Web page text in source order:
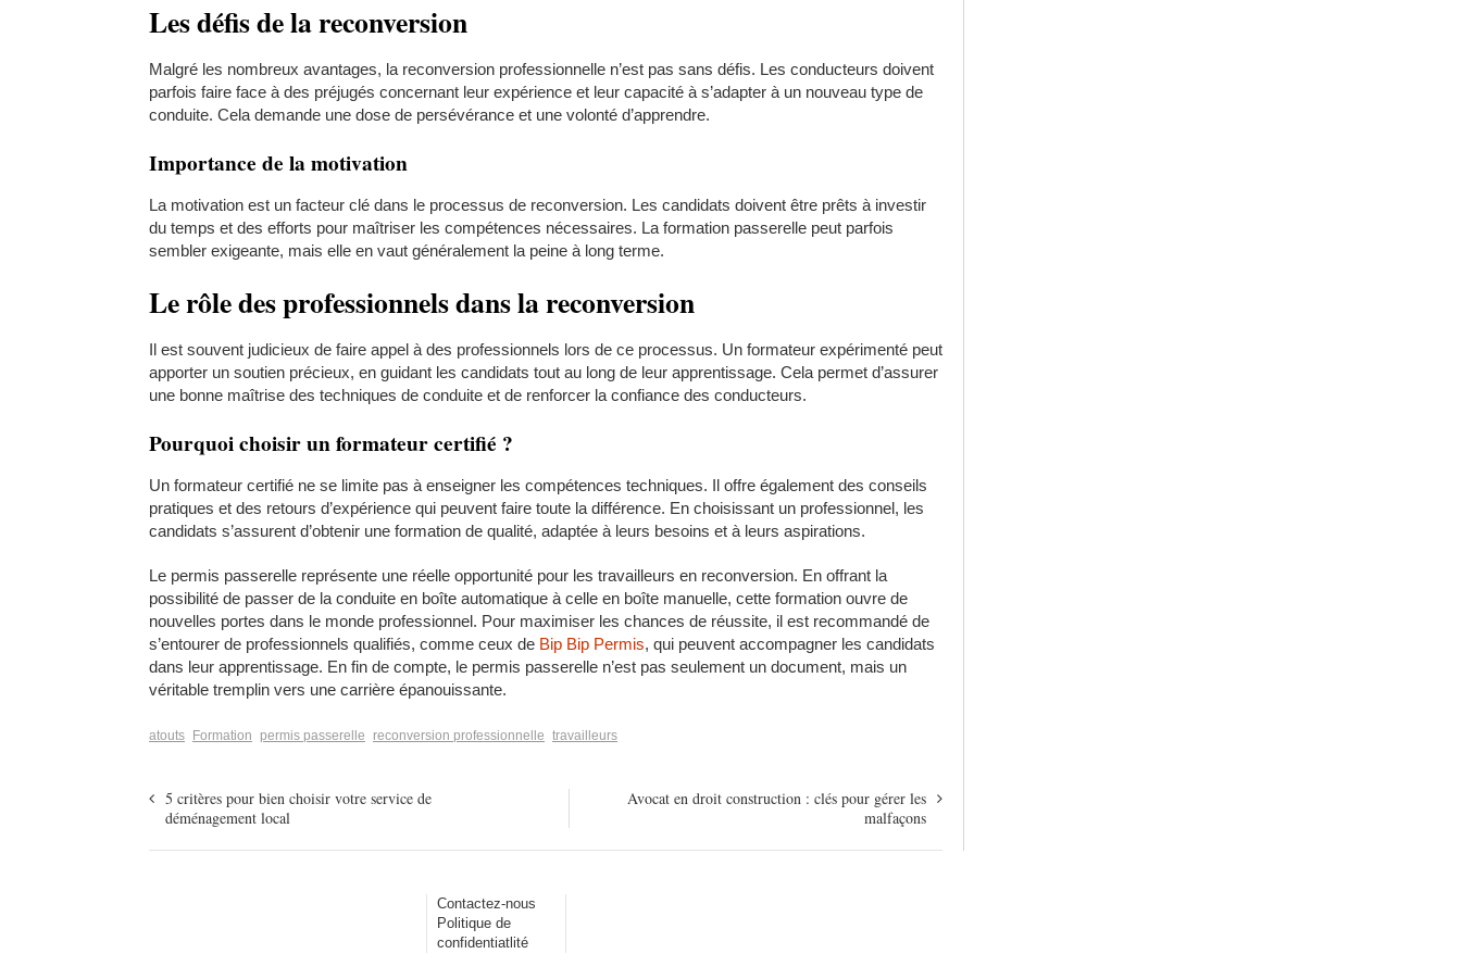
Les défis de la reconversion
Malgré les nombreux avantages, la reconversion professionnelle n’est pas sans défis. Les conducteurs doivent
parfois faire face à des préjugés concernant leur expérience et leur capacité à s’adapter à un nouveau type de
conduite. Cela demande une dose de persévérance et une volonté d’apprendre.
Importance de la motivation
La motivation est un facteur clé dans le processus de reconversion. Les candidats doivent être prêts à investir
du temps et des efforts pour maîtriser les compétences nécessaires. La formation passerelle peut parfois
sembler exigeante, mais elle en vaut généralement la peine à long terme.
Le rôle des professionnels dans la reconversion
Il est souvent judicieux de faire appel à des professionnels lors de ce processus. Un formateur expérimenté peut
apporter un soutien précieux, en guidant les candidats tout au long de leur apprentissage. Cela permet d’assurer
une bonne maîtrise des techniques de conduite et de renforcer la confiance des conducteurs.
Pourquoi choisir un formateur certifié ?
Un formateur certifié ne se limite pas à enseigner les compétences techniques. Il offre également des conseils
pratiques et des retours d’expérience qui peuvent faire toute la différence. En choisissant un professionnel, les
candidats s’assurent d’obtenir une formation de qualité, adaptée à leurs besoins et à leurs aspirations.
Le permis passerelle représente une réelle opportunité pour les travailleurs en reconversion. En offrant la
possibilité de passer de la conduite en boîte automatique à celle en boîte manuelle, cette formation ouvre de
nouvelles portes dans le monde professionnel. Pour maximiser les chances de réussite, il est recommandé de
s’entourer de professionnels qualifiés, comme ceux de Bip Bip Permis, qui peuvent accompagner les candidats
dans leur apprentissage. En fin de compte, le permis passerelle n’est pas seulement un document, mais un
véritable tremplin vers une carrière épanouissante.
atouts Formation permis passerelle reconversion professionnelle travailleurs
5 critères pour bien choisir votre service de
déménagement local
Avocat en droit construction : clés pour gérer les
malfaçons
Contactez-nous
Politique de
confidentiatlité